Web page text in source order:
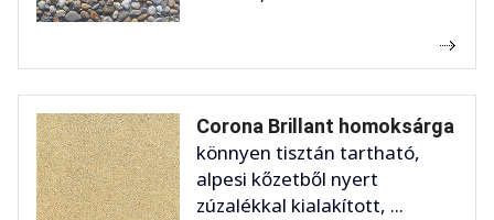
Corona Brillant homoksárga
könnyen tisztán tartható,
alpesi kőzetből nyert
zúzalékkal kialakított, ...